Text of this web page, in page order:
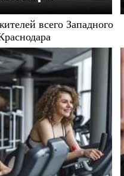
всего Западного